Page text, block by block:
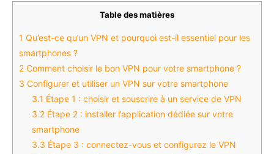
Table des matières
1 Qu’est-ce qu’un VPN et pourquoi est-il essentiel pour les
smartphones ?
2 Comment choisir le bon VPN pour votre smartphone ?
3 Configurer et utiliser un VPN sur votre smartphone
3.1 Étape 1 : choisir et souscrire à un service de VPN
3.2 Étape 2 : installer l’application dédiée sur votre
smartphone
3.3 Étape 3 : connectez-vous et configurez le VPN